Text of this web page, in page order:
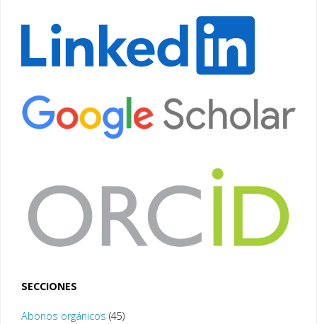
SECCIONES
Abonos orgánicos (45)